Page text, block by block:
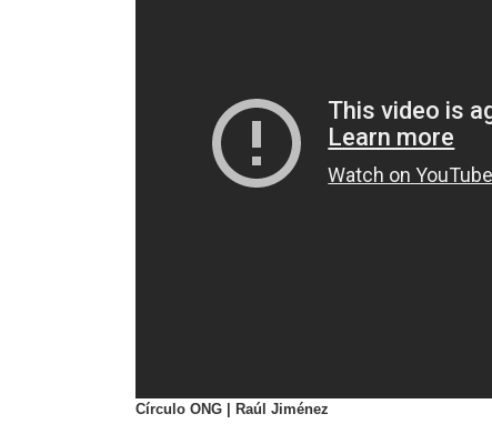
Círculo ONG | Raúl Jiménez